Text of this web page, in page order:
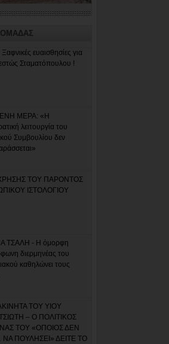
ευαισθησίες για
Σταματόπουλου !
ΜΕΡΑ: «Η
λειτουργία του
Συμβουλίου δεν
ΤΟΥ ΠΑΡΟΝΤΟΣ
ΙΣΤΟΛΟΓΙΟΥ
ΤΣΑΛΗ - Η όμορφη
διερμηνέας του
καθηλώνει τους
ΤΟΥ ΥΙΟΥ
– Ο ΠΟΛΙΤΙΚΟΣ
ΤΟΥ «ΟΠΟΙΟΣ ΔΕΝ
ΝΑ ΠΟΥΛΗΣΕΙ» ΔΕΙΤΕ ΤΟ